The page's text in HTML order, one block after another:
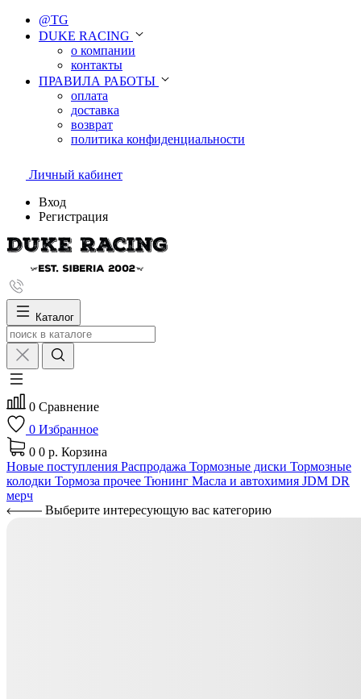
@TG
DUKE RACING
о компании
контакты
ПРАВИЛА РАБОТЫ
оплата
доставка
возврат
политика конфиденциальности
Личный кабинет
Вход
Регистрация
Каталог
0 Сравнение
0 Избранное
0 0 р. Корзина
Новые поступления Распродажа Тормозные диски Тормозные
колодки Тормоза прочее Тюнинг Масла и автохимия JDM DR
мерч
Выберите интересующую вас категорию